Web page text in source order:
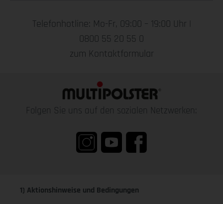
Telefonhotline: Mo-Fr, 09:00 – 19:00 Uhr |
0800 55 20 55 0
zum Kontaktformular
Folgen Sie uns auf den sozialen Netzwerken:
1) Aktionshinweise und Bedingungen